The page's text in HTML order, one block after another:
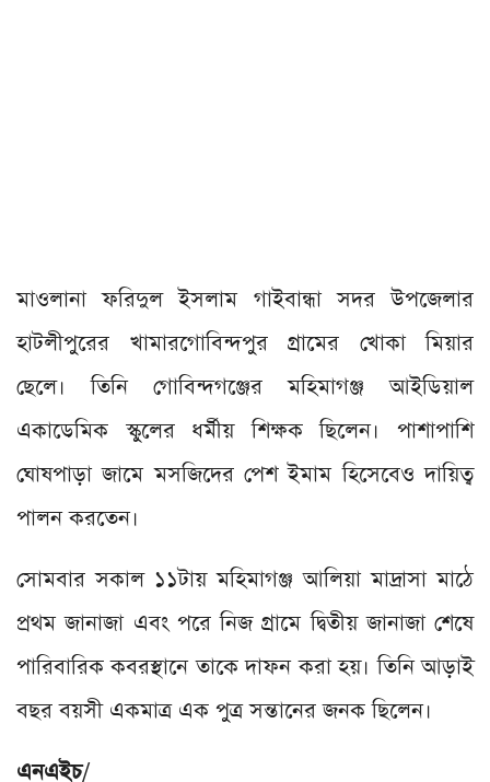
মাওলানা ফরিদুল ইসলাম গাইবান্ধা সদর উপজেলার
হাটলীপুরের খামারগোবিন্দপুর গ্রামের খোকা মিয়ার
ছেলে। তিনি গোবিন্দগঞ্জের মহিমাগঞ্জ আইডিয়াল
একাডেমিক স্কুলের ধর্মীয় শিক্ষক ছিলেন। পাশাপাশি
ঘোষপাড়া জামে মসজিদের পেশ ইমাম হিসেবেও দায়িত্ব
পালন করতেন।
সোমবার সকাল ১১টায় মহিমাগঞ্জ আলিয়া মাদ্রাসা মাঠে
প্রথম জানাজা এবং পরে নিজ গ্রামে দ্বিতীয় জানাজা শেষে
পারিবারিক কবরস্থানে তাকে দাফন করা হয়। তিনি আড়াই
বছর বয়সী একমাত্র এক পুত্র সন্তানের জনক ছিলেন।
এনএইচ/